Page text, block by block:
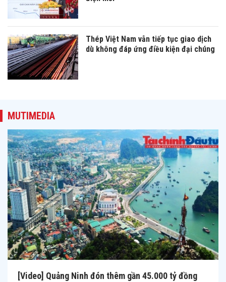
Thép Việt Nam vẫn tiếp tục giao dịch
dù không đáp ứng điều kiện đại chúng
MUTIMEDIA
[Video] Quảng Ninh đón thêm gần 45.000 tỷ đồng